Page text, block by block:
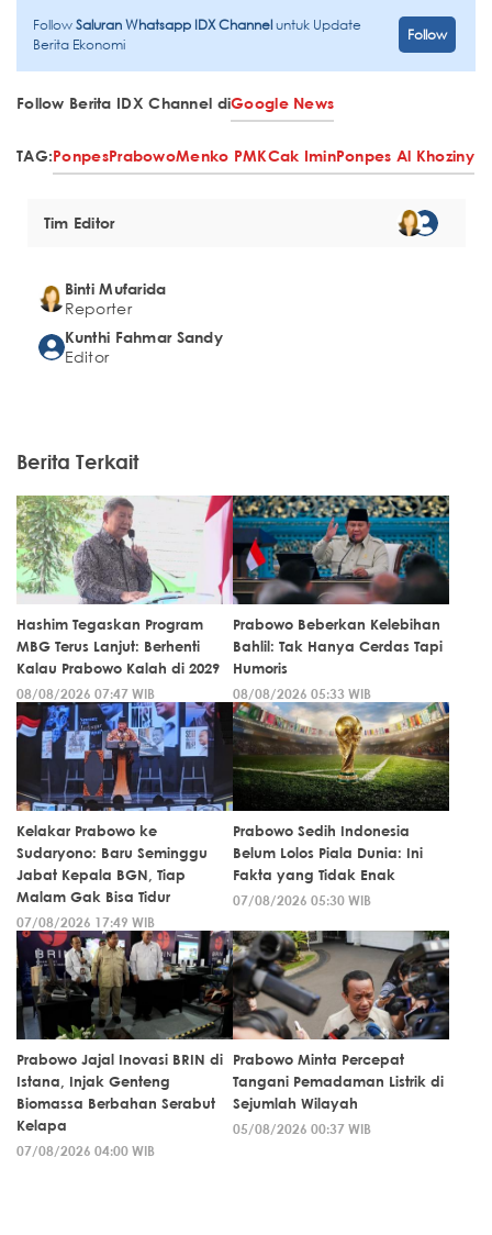
FollowSaluran Whatsapp IDX Channeluntuk Update
Berita Ekonomi
Follow
Follow Berita IDX Channel diGoogle News
TAG:PonpesPrabowoMenko PMKCak IminPonpes Al Khoziny
Tim Editor
Binti Mufarida
Reporter
Kunthi Fahmar Sandy
Editor
Berita Terkait
Hashim Tegaskan Program
MBG Terus Lanjut: Berhenti
Kalau Prabowo Kalah di 2029
08/08/2026 07:47 WIB
Prabowo Beberkan Kelebihan
Bahlil: Tak Hanya Cerdas Tapi
Humoris
08/08/2026 05:33 WIB
Kelakar Prabowo ke
Sudaryono: Baru Seminggu
Jabat Kepala BGN, Tiap
Malam Gak Bisa Tidur
07/08/2026 17:49 WIB
Prabowo Sedih Indonesia
Belum Lolos Piala Dunia: Ini
Fakta yang Tidak Enak
07/08/2026 05:30 WIB
Prabowo Jajal Inovasi BRIN di
Istana, Injak Genteng
Biomassa Berbahan Serabut
Kelapa
07/08/2026 04:00 WIB
Prabowo Minta Percepat
Tangani Pemadaman Listrik di
Sejumlah Wilayah
05/08/2026 00:37 WIB